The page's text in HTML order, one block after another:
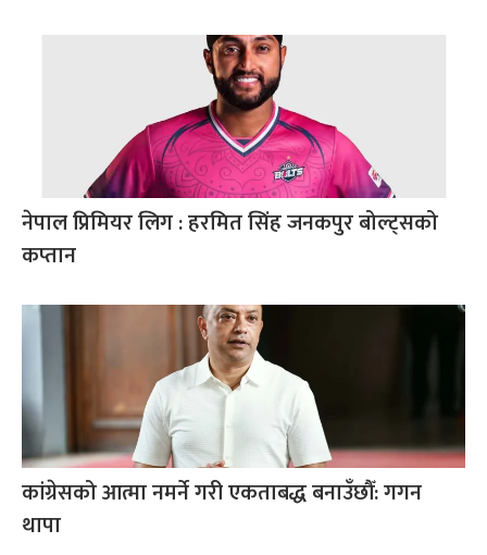
नेपाल प्रिमियर लिग : हरमित सिंह जनकपुर बोल्ट्सको
कप्तान
कांग्रेसको आत्मा नमर्ने गरी एकताबद्ध बनाउँछौँ: गगन
थापा